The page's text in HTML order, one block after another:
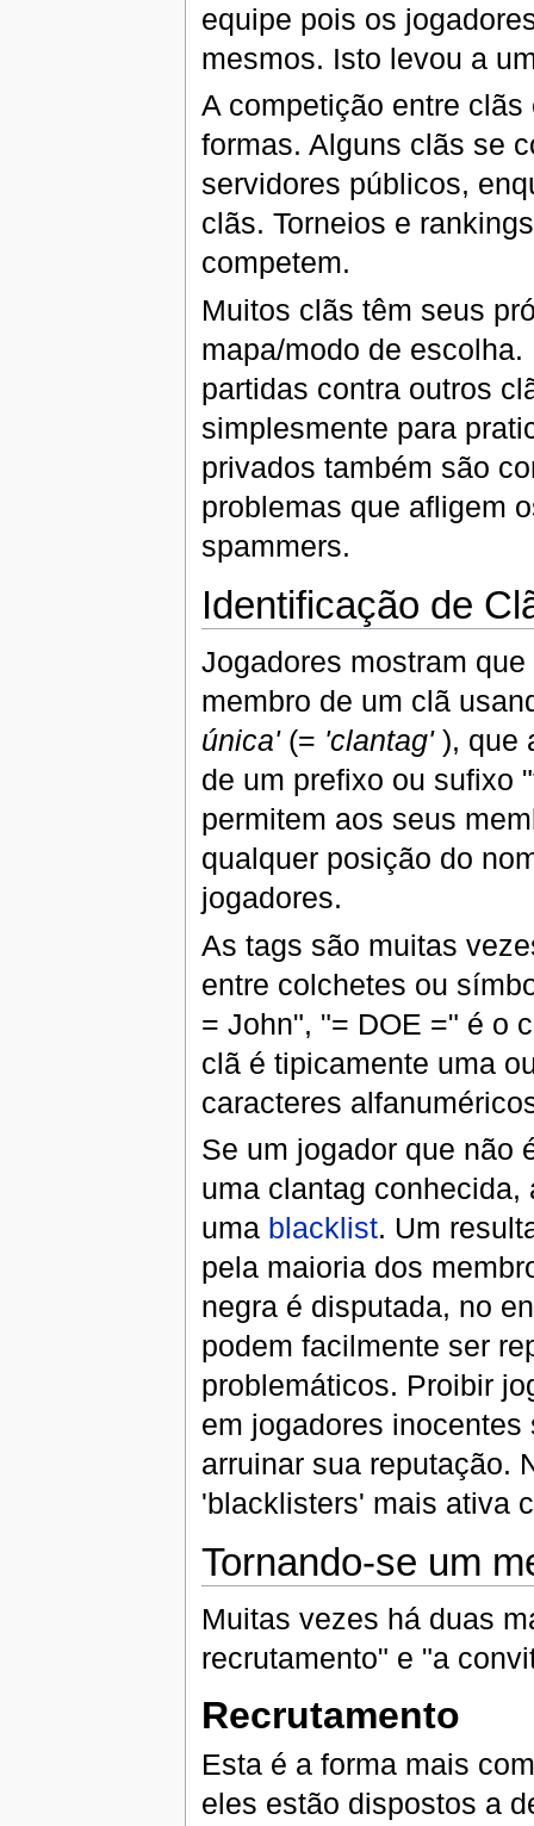
equipe pois os
mesmos. Isto levou a
A competição entre
formas. Alguns clãs se
servidores públicos,
clãs. Torneios e
competem.
Muitos clãs têm seus
mapa/modo de
partidas contra outros
simplesmente para
privados também são
problemas que afligem
spammers.
Identificação de
Jogadores mostram
membro de um clã
única' (= 'clantag' ), que
de um prefixo ou sufixo
permitem aos seus
qualquer posição do
jogadores.
As tags são muitas
entre colchetes ou
= John", "= DOE =" é o
clã é tipicamente uma
caracteres
Se um jogador que não
uma clantag
uma blacklist. Um
pela maioria dos
negra é disputada, no
podem facilmente ser
problemáticos. Proibir
em jogadores
arruinar sua reputação.
'blacklisters' mais ativa
Tornando-se um
Muitas vezes há duas
recrutamento" e "a
Recrutamento
Esta é a forma mais
eles estão dispostos a